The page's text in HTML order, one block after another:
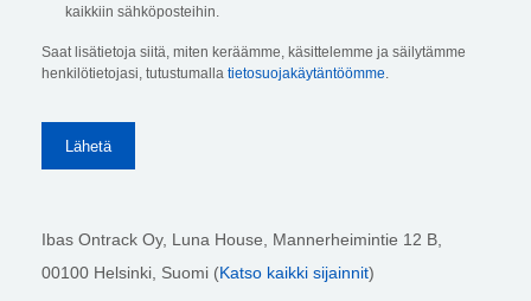
kaikkiin sähköposteihin.
Saat lisätietoja siitä, miten keräämme, käsittelemme ja säilytämme
henkilötietojasi, tutustumalla tietosuojakäytäntöömme.
Ibas Ontrack Oy, Luna House, Mannerheimintie 12 B,
00100 Helsinki, Suomi (Katso kaikki sijainnit)